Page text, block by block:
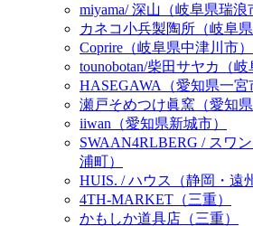
miyama/ 深山（岐阜県瑞浪
カネコ小兵製陶所（岐阜県
Coprire（岐阜県中津川市）
tounobotan/柴田サヤカ（岐
HASEGAWA（愛知県一宮
瀬戸そめつけ眞窯（愛知県
iiwan（愛知県新城市）
SWAAN4RLBERG / スワ
浦町）
HUIS. / ハウス（静岡・遠
4TH-MARKET（三重）
かもしか道具店（三重）